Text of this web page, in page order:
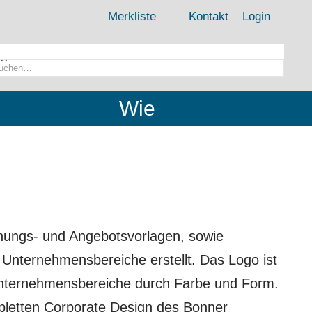
Merkliste Kontakt Login
Wie
und Angebotsvorlagen, sowie
erstellt. Das Logo ist
durch Farbe und Form.
Corporate Design des Bonner